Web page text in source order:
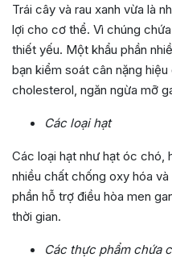
Trái cây và rau xanh vừa là
lợi cho cơ thể. Vì chúng
thiết yếu. Một khẩu phần
bạn kiểm soát cân nặng
cholesterol, ngăn ngừa mỡ
Các loại hạt
Các loại hạt như hạt óc chó,
nhiều chất chống oxy hóa và
phần hỗ trợ điều hòa men
thời gian.
Các thực phẩm chứa